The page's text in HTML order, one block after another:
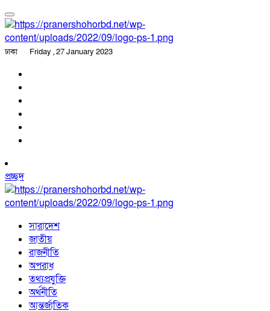
ঢাকা Friday , 27 January 2023
প্রচ্ছদ
সারাদেশ
জাতীয়
রাজনীতি
অপরাধ
তথ্যপ্রযুক্তি
অর্থনীতি
আন্তর্জাতিক